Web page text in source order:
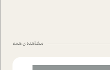
مشاهده ی همه